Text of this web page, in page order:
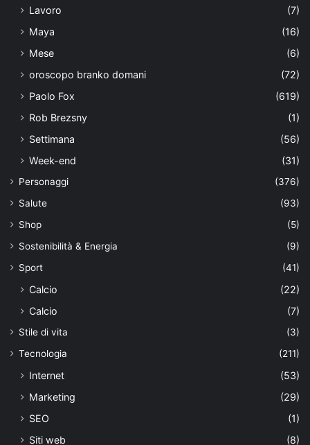
Lavoro
(7)
Maya
(16)
Mese
(6)
oroscopo branko domani
(72)
Paolo Fox
(619)
Rob Brezsny
(1)
Settimana
(56)
Week-end
(31)
Personaggi
(376)
Salute
(93)
Shop
(5)
Sostenibilità & Energia
(9)
Sport
(41)
Calcio
(22)
Calcio
(7)
Stile di vita
(3)
Tecnologia
(211)
Internet
(53)
Marketing
(29)
SEO
(1)
Siti web
(8)